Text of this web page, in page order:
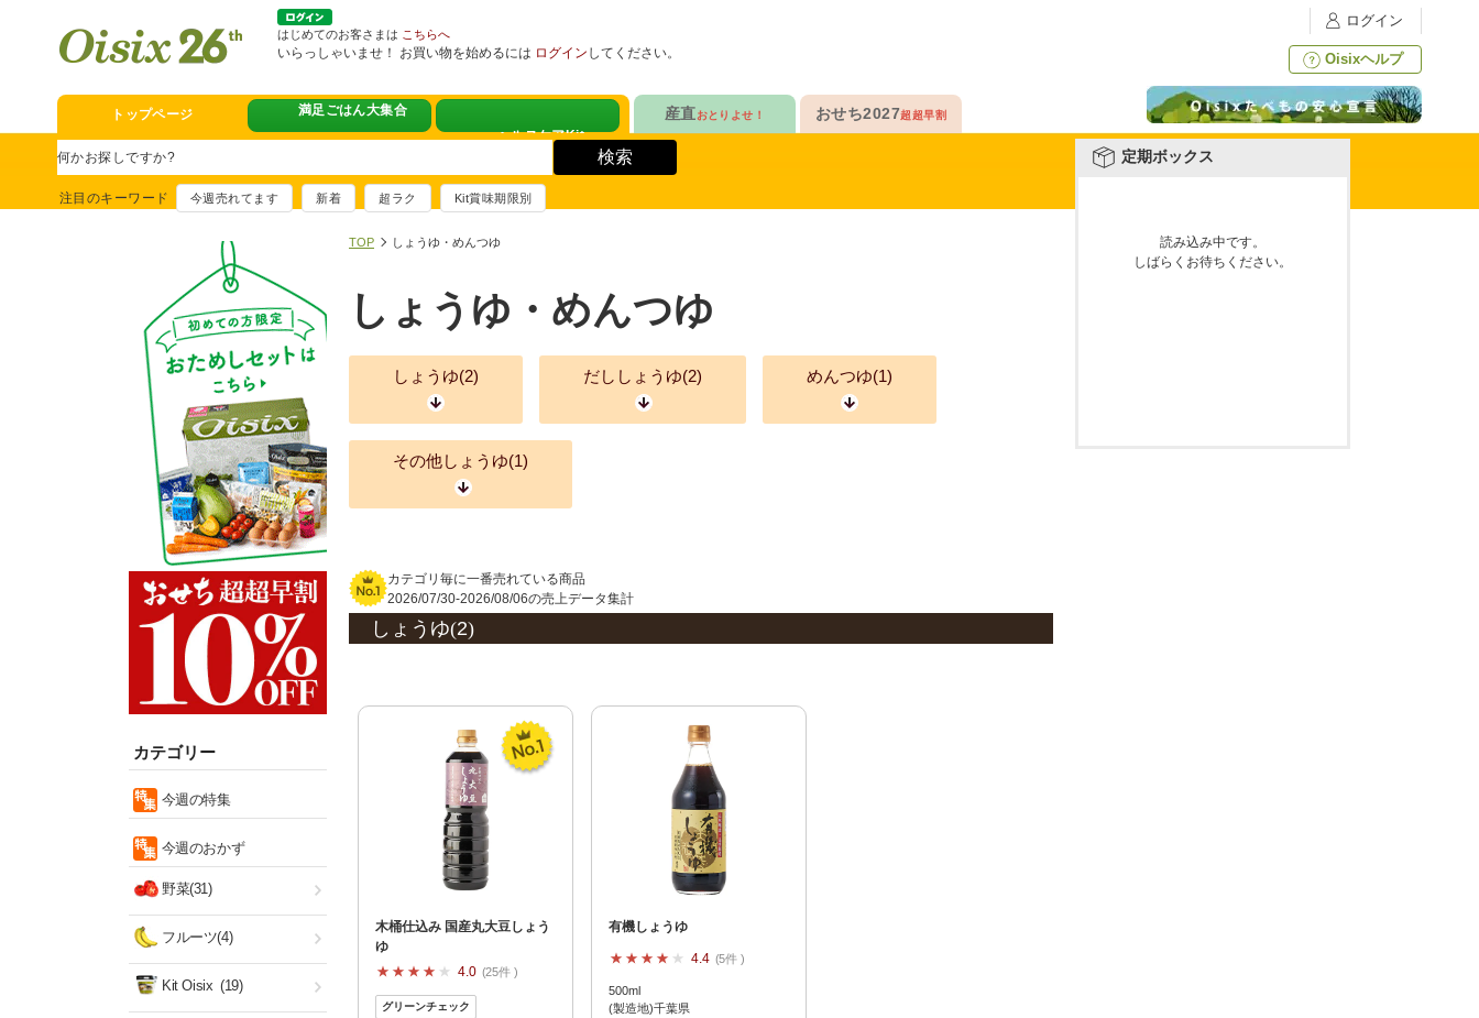
ログイン
Oisixヘルプ
はじめてのお客さまは こちらへ
いらっしゃいませ！ お買い物を始めるには ログイン してください。
トップページ 満足ごはん大集合
豪華賞品が当たるチャンス
満足ごはん大集合
おすすめ！出汁付き肉吸い
真アジのおぼろ昆布〆
そうじ&キッチン雑貨
夏に便利！新商品6点登場
熊本地震への緊急支援
寄付付き商品取り扱い中
ヘルスケアKit
健康サポート食品
産直おとりよせ！
人気No.3
生沼さんの甘熟梨
貴重な黄桃食べ比べ
おせち2027超超早割
人気ブランド監修！
洗練された洋風素材
クリームチーズたっぷり
人気品目を増量！
検索
注目のキーワード 今週売れてます 新着 超ラク Kit賞味期限別
定期ボックス
読み込み中です。
しばらくお待ちください。
TOP しょうゆ・めんつゆ
しょうゆ・めんつゆ
しょうゆ(2) だししょうゆ(2) めんつゆ(1)
その他しょうゆ(1)
カテゴリ毎に一番売れている商品
2026/07/30-2026/08/06の売上データ集計
しょうゆ(2)
木桶仕込み 国産丸大豆しょう
ゆ
4.0 25件
有機しょうゆ
4.4 5件
500ml
(製造地)千葉県
カテゴリー
今週の特集
今週のおかず
野菜(31)
フルーツ(4)
Kit Oisix (19)